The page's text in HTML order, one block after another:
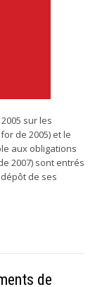
sur les
de 2005) et le
aux obligations
2007) sont entrés
de ses
de